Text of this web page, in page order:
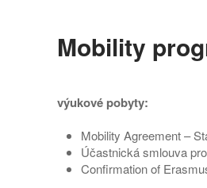
Mobility
výukové pobyty:
Mobility Agreement –
Účastnická smlouva
Confirmation of